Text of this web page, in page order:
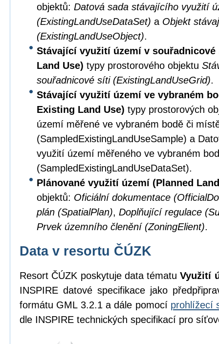
objektů: Datová sada stávajícího využití
(ExistingLandUseDataSet) a Objekt
(ExistingLandUseObject).
Stávající využití území v
Land Use) typy prostorového objektu
souřadnicové síti (ExistingLandUseGrid).
Stávající využití území ve vybraném
Existing Land Use) typy prostorových
území měřené ve vybraném bodě či
(SampledExistingLandUseSample) a
využití území měřeného ve vybraném
(SampledExistingLandUseDataSet).
Plánované využití území (Planned
objektů: Oficiální dokumentace
plán (SpatialPlan), Doplňující regulace
Prvek územního členění (ZoningElient).
Data v resortu ČÚZK
Resort ČÚZK poskytuje data tématuVyužití
INSPIRE datové specifikace jako
formátu GML 3.2.1 a dále pomocí prohlížecí
dle INSPIRE technických specifikací pro